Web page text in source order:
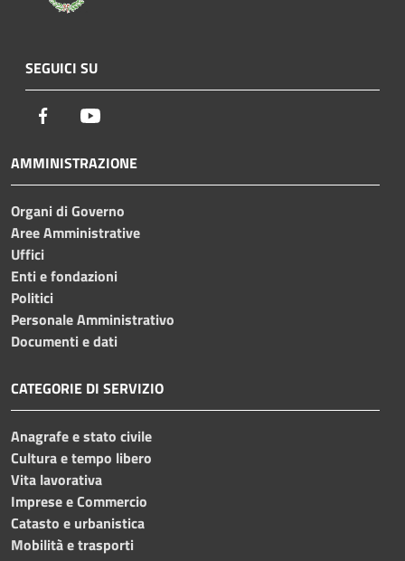
SEGUICI SU
Facebook
AMMINISTRAZIONE
Organi di Governo
Aree Amministrative
Uffici
Enti e fondazioni
Politici
Personale Amministrativo
Documenti e dati
CATEGORIE DI SERVIZIO
Anagrafe e stato civile
Cultura e tempo libero
Vita lavorativa
Imprese e Commercio
Catasto e urbanistica
Mobilità e trasporti